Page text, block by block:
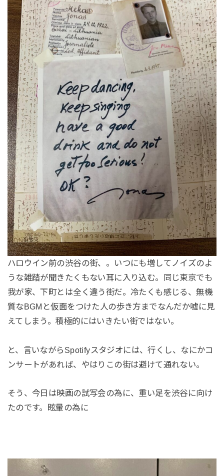
ハロウイン前の渋谷の街、。いつにも増してノイズのよ
うな雑踏が聞きたくもない耳に入り込む。同じ東京でも
我が家、下町とは全く違う街だ。冷たくも感じる、無機
質なBGMと仮面をつけた人の歩き方までなんだか嘘に見
えてしまう。積極的にはいきたい街ではない。
と、言いながらSpotifyスタジオには、行くし、なにかコ
ンサートがあれば、やはりこの街は避けて通れない。
そう、今日は映画の試写会の為に、重い足を渋谷に向け
たのです。眩暈の為に